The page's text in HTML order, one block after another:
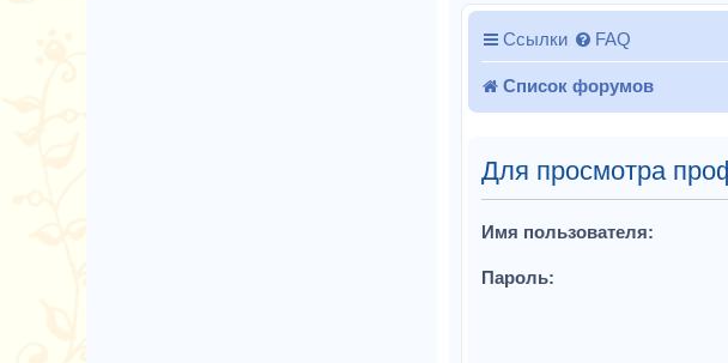
Ссылки FAQ
Список форумов
Для просмотра
Имя пользователя:
Пароль: